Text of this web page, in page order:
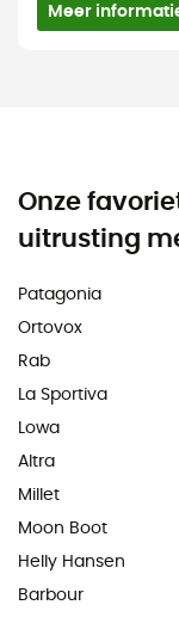
Meer
Onze
uitrusting
Patagonia
Ortovox
Rab
La Sportiva
Lowa
Altra
Millet
Moon Boot
Helly Hansen
Barbour